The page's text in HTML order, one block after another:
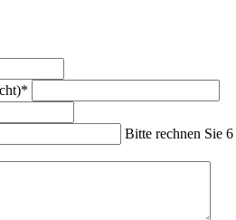
*
Bitte rechnen Sie 6